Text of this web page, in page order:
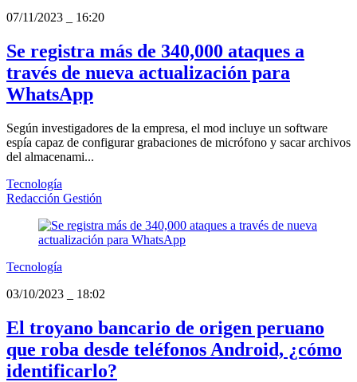
07/11/2023
16:20
Se registra más de 340,000 ataques a
través de nueva actualización para
WhatsApp
Según investigadores de la empresa, el mod incluye un software
espía capaz de configurar grabaciones de micrófono y sacar archivos
del almacenami...
Tecnología
Redacción Gestión
Tecnología
03/10/2023
18:02
El troyano bancario de origen peruano
que roba desde teléfonos Android, ¿cómo
identificarlo?